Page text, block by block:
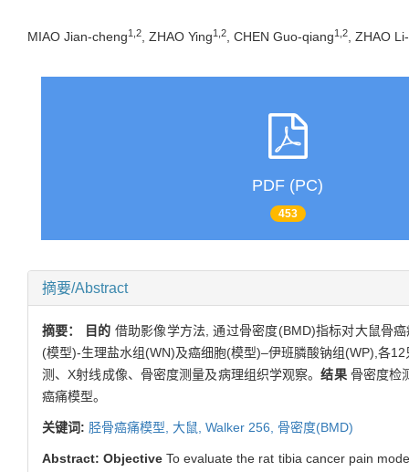
MIAO Jian-cheng1,2 , ZHAO Ying1,2 , CHEN Guo-qiang1,2 , ZHAO
PDF (PC)
453
摘要/Abstract
摘要： 目的 借助影像学方法, 通过骨密度(BMD)指标对大鼠骨
(模型)-生理盐水组(WN)及癌细胞(模型)–伊班膦酸钠组(WP),各
测、X射线成像、骨密度测量及病理组织学观察。结果骨密度检
癌痛模型。
关键词: 胫骨癌痛模型, 大鼠, Walker 256, 骨密度(BMD)
Abstract:Objective To evaluate the rat tibia cancer pain